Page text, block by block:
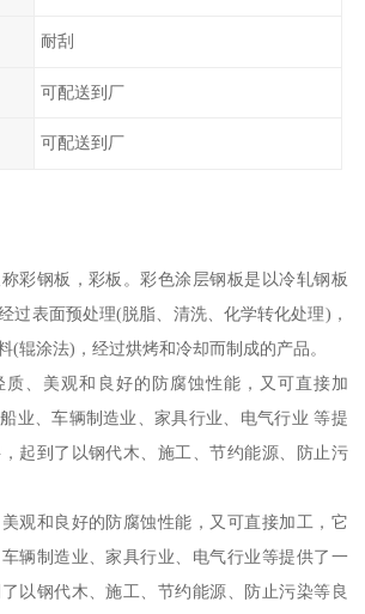
耐刮
可配送到厂
可配送到厂
彩钢板，彩板。彩色涂层钢板是以冷轧钢板
过表面预处理(脱脂、清洗、化学转化处理)，
(辊涂法)，经过烘烤和冷却而制成的产品。
质、美观和良好的防腐蚀性能，又可直接加
业、车辆制造业、家具行业、电气行业 等提
起到了以钢代木、施工、节约能源、防止污
观和良好的防腐蚀性能，又可直接加工，它
辆制造业、家具行业、电气行业等提供了一
以钢代木、施工、节约能源、防止污染等良